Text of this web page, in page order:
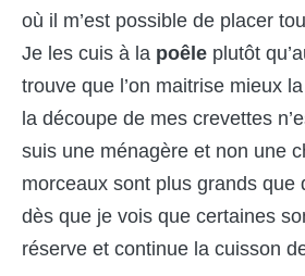
où il m’est possible de placer
Je les cuis à la poêle plutôt
trouve que l’on maitrise mieux
la découpe de mes crevettes
suis une ménagère et non une
morceaux sont plus grands que
dès que je vois que certaines
réserve et continue la cuisson